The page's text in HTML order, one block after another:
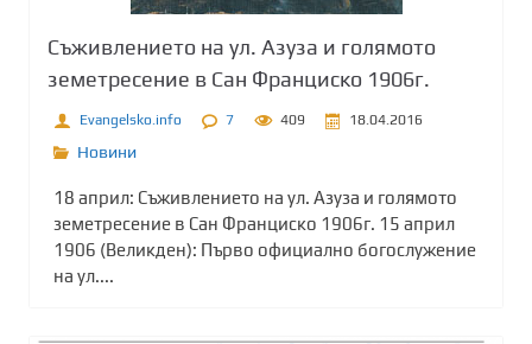
Съживлението на ул. Азуза и голямото
земетресение в Сан Франциско 1906г.
Evangelsko.info 7 409 18.04.2016
Новини
18 април: Съживлението на ул. Азуза и голямото
земетресение в Сан Франциско 1906г. 15 април
1906 (Великден): Първо официално богослужение
на ул....